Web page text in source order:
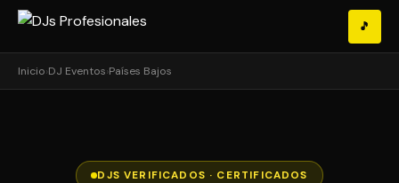
🎵
Inicio›DJ Eventos›Países Bajos
DJS VERIFICADOS · CERTIFICADOS